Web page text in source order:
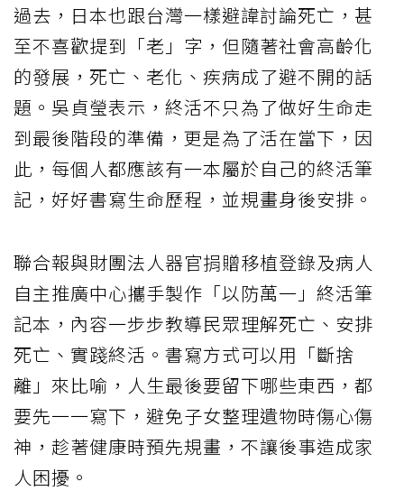
過去，日本也跟台灣一樣避諱討論死亡，甚
至不喜歡提到「老」字，但隨著社會高齡化
的發展，死亡、老化、疾病成了避不開的話
題。吳貞瑩表示，終活不只為了做好生命走
到最後階段的準備，更是為了活在當下，因
此，每個人都應該有一本屬於自己的終活筆
記，好好書寫生命歷程，並規畫身後安排。
聯合報與財團法人器官捐贈移植登錄及病人
自主推廣中心攜手製作「以防萬一」終活筆
記本，內容一步步教導民眾理解死亡、安排
死亡、實踐終活。書寫方式可以用「斷捨
離」來比喻，人生最後要留下哪些東西，都
要先一一寫下，避免子女整理遺物時傷心傷
神，趁著健康時預先規畫，不讓後事造成家
人困擾。